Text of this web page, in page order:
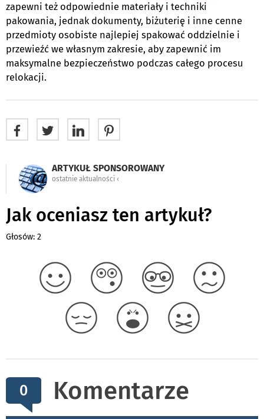
zapewni też odpowiednie materiały i techniki
pakowania, jednak dokumenty, biżuterię i inne cenne
przedmioty osobiste najlepiej spakować oddzielnie i
przewieźć we własnym zakresie, aby zapewnić im
maksymalne bezpieczeństwo podczas całego procesu
relokacji.
ARTYKUŁ SPONSOROWANY
ostatnie aktualności ‹
Jak oceniasz ten artykuł?
Głosów: 2
0 Komentarze